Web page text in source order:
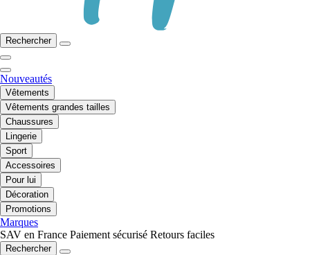
Rechercher
Nouveautés
Vêtements
Vêtements grandes tailles
Chaussures
Lingerie
Sport
Accessoires
Pour lui
Décoration
Promotions
Marques
SAV en France Paiement sécurisé Retours faciles
Rechercher